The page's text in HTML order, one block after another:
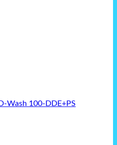
Wash 100-DDE+PS